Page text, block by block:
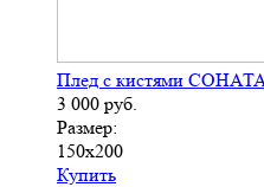
Плед с кистями
3 000 руб.
Размер:
150х200
Купить